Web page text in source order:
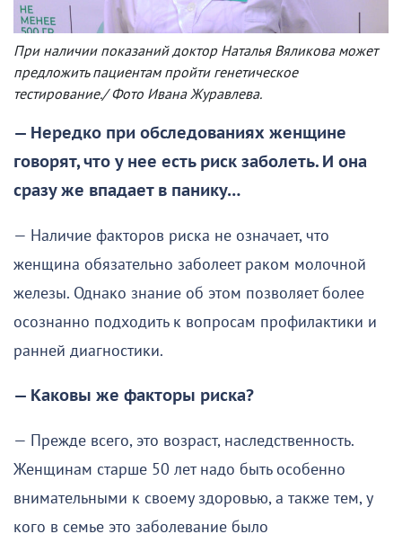
При наличии показаний доктор Наталья Вяликова может
предложить пациентам пройти генетическое
тестирование./ Фото Ивана Журавлева.
— Нередко при обследованиях женщине
говорят, что у нее есть риск заболеть. И она
сразу же впадает в панику…
— Наличие факторов риска не означает, что
женщина обязательно заболеет раком молочной
железы. Однако знание об этом позволяет более
осознанно подходить к вопросам профилактики и
ранней диагностики.
— Каковы же факторы риска?
— Прежде всего, это возраст, наследственность.
Женщинам старше 50 лет надо быть особенно
внимательными к своему здоровью, а также тем, у
кого в семье это заболевание было